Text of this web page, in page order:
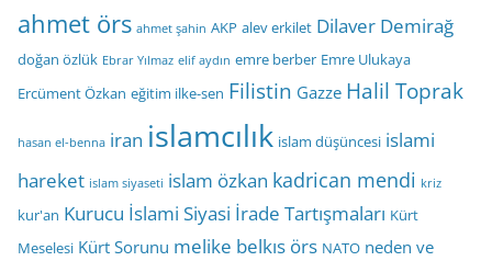
ahmet örs ahmet şahin AKP alev erkilet Dilaver Demirağ
doğan özlük Ebrar Yılmaz elif aydın emre berber Emre Ulukaya
Ercüment Özkan eğitim ilke-sen Filistin Gazze Halil Toprak
hasan el-benna iran islamcılık islam düşüncesi islami
hareket islam siyaseti islam özkan kadrican mendi kriz
kur'an Kurucu İslami Siyasi İrade Tartışmaları Kürt
Meselesi Kürt Sorunu melike belkıs örs NATO neden ve